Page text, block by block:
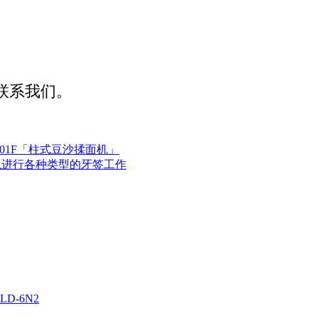
我们。
「柱式豆沙揉面机」
行各种类型的牙签工作
6N2